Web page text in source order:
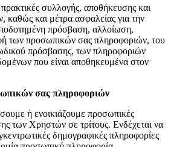
συλλογής, αποθήκευσης και
καθώς και μέτρα ασφαλείας για την
πρόσβαση, αλλοίωση,
των προσωπικών σας πληροφοριών, του
πρόσβασης, των πληροφοριών
που είναι αποθηκευμένα στον
σας πληροφοριών
ή ενοικιάζουμε προσωπικές
των Χρηστών σε τρίτους. Ενδέχεται να
δημογραφικές πληροφορίες